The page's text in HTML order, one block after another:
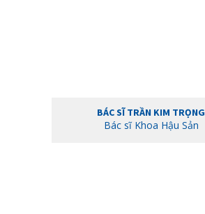
BÁC SĨ TRẦN KIM TRỌNG
Bác sĩ Khoa Hậu Sản